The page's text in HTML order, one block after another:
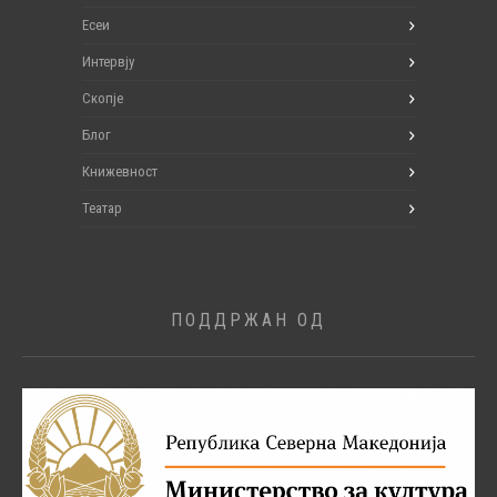
Есеи
Интервју
Скопје
Блог
Книжевност
Театар
ПОДДРЖАН ОД